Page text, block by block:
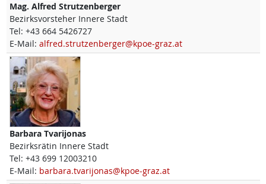
Mag. Alfred Strutzenberger
Bezirksvorsteher Innere Stadt
Tel: +43 664 5426727
E-Mail: alfred.strutzenberger@kpoe-graz.at
Barbara Tvarijonas
Bezirksrätin Innere Stadt
Tel: +43 699 12003210
E-Mail: barbara.tvarijonas@kpoe-graz.at